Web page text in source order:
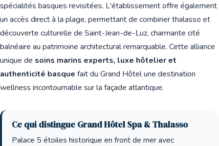
spécialités basques revisitées. L'établissement offre également
un accès direct à la plage, permettant de combiner thalasso et
découverte culturelle de Saint-Jean-de-Luz, charmante cité
balnéaire au patrimoine architectural remarquable. Cette alliance
unique de soins marins experts, luxe hôtelier et
authenticité basque fait du Grand Hôtel une destination
wellness incontournable sur la façade atlantique.
Ce qui distingue Grand Hôtel Spa & Thalasso
Palace 5 étoiles historique en front de mer avec